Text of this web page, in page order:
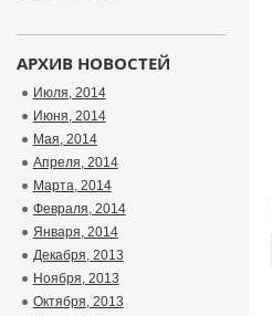
АРХИВ НОВОСТЕЙ
Июля, 2014
Июня, 2014
Мая, 2014
Апреля, 2014
Марта, 2014
Февраля, 2014
Января, 2014
Декабря, 2013
Ноября, 2013
Октября, 2013